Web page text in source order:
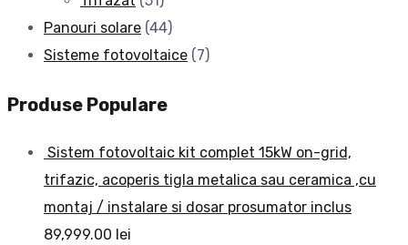
Panouri solare (44)
Sisteme fotovoltaice (7)
Produse Populare
Sistem fotovoltaic kit complet 15kW on-grid,
trifazic, acoperis tigla metalica sau ceramica ,cu
montaj / instalare si dosar prosumator inclus
89,999.00 lei